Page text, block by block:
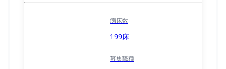
病床数
199床
募集職種